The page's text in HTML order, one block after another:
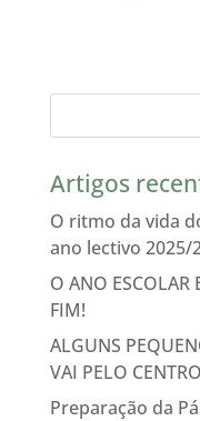
Artigos
O ritmo da vida
ano lectivo 2025/
O ANO ESCOLAR
FIM!
ALGUNS
VAI PELO
Preparação da